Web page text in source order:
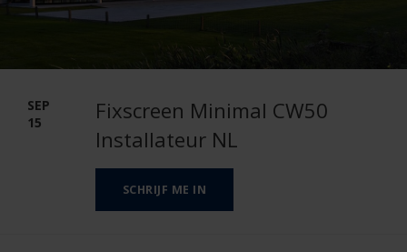
SEP
15
Fixscreen Minimal CW50
Installateur NL
SCHRIJF ME IN